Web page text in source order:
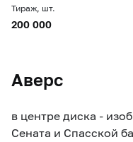
Тираж, шт.
200 000
Аверс
в центре диска -
Сената и Спасской